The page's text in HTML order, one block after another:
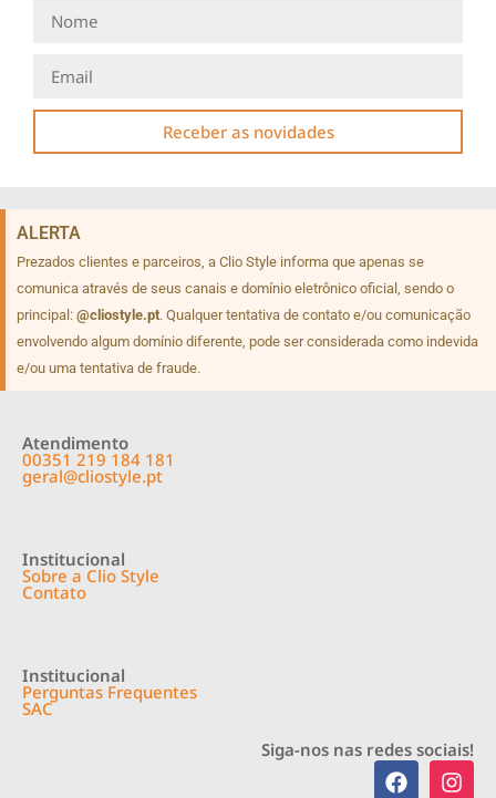
Receber as novidades
ALERTA
Prezados clientes e parceiros, a Clio Style informa que apenas se
comunica através de seus canais e domínio eletrônico oficial, sendo o
principal: @cliostyle.pt. Qualquer tentativa de contato e/ou comunicação
envolvendo algum domínio diferente, pode ser considerada como indevida
e/ou uma tentativa de fraude.
Atendimento
00351 219 184 181
geral@cliostyle.pt
Institucional
Sobre a Clio Style
Contato
Institucional
Perguntas Frequentes
SAC
Siga-nos nas redes sociais!